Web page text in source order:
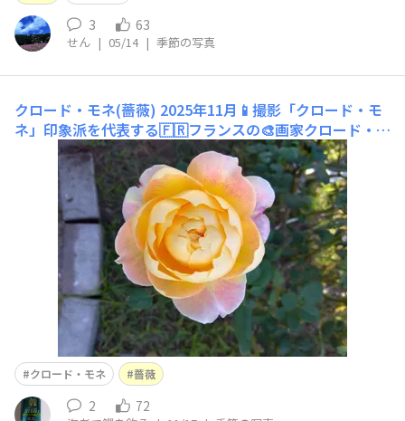
3 63
せん | 05/14 | 季節の写真
クロード・モネ(薔薇) 2025年11月📱撮影「クロード・モ
ネ」印象派を代表する🇫🇷フランスの🎨画家クロード・モ
ネに由来。花言葉 「気品」「輝かしい」「温かい心」
クロード・モネ 薔薇
2 72